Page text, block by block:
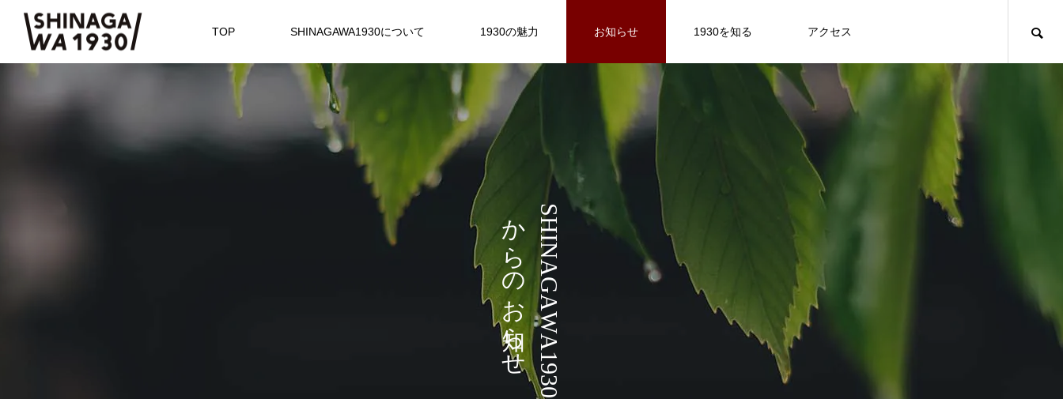
TOP SHINAGAWA1930について 1930の魅力 お知らせ 1930を知る アクセス
MANABU
オフィスや親子で利用できるコワーキ
ングスペースなど、SHINAGAWA1930
TABERU
個性豊かな食事や飲み物が提供されて
います。お気に入りのお店を探してみ
event
REPORT＆
004
soychaiのねこ展 / 作品展示のお知らせ
event
soychaiのねこ展(2022年度版)開催
event
探求学習塾a-school(エイスクール)開校
中
鈍足と浮遊と右藤真琴 / 作品展示のお知
project story
北品川エリアで最後の古民家群をリノベ
ーションして交流拠点として再生した
S
H
I
N
A
G
A
W
A
1
9
3
0
か
ら
の
お
ら
せ